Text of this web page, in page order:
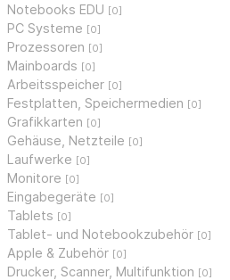
Notebooks EDU [0]
PC Systeme [0]
Prozessoren [0]
Mainboards [0]
Arbeitsspeicher [0]
Festplatten, Speichermedien [0]
Grafikkarten [0]
Gehäuse, Netzteile [0]
Laufwerke [0]
Monitore [0]
Eingabegeräte [0]
Tablets [0]
Tablet- und Notebookzubehör [0]
Apple & Zubehör [0]
Drucker, Scanner, Multifunktion [0]